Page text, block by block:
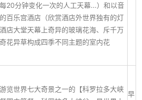
20分钟变化一次的人工天幕...）和以音
百乐宫酒店（欣赏酒店外世界独有的灯
店大堂天幕上奇异的玻璃花海、斥千万
花异草构成四季不同主题的室内花
览世界七大奇景之一的【科罗拉多大峡
早